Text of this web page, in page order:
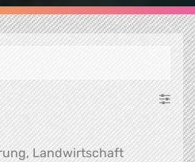
Landwirtschaft